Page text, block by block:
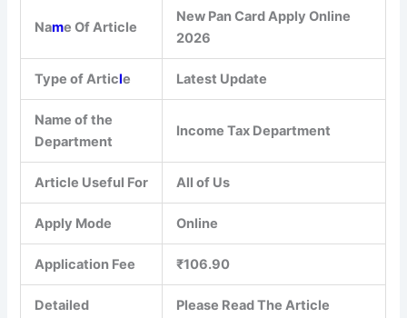
Name Of Article
New Pan Card Apply Online
2026
Type of Article Latest Update
Name of the
Department
Income Tax Department
Article Useful For All of Us
Apply Mode Online
Application Fee ₹106.90
Detailed
Please Read The Article